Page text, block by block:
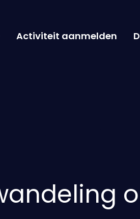
Activiteit aanmelden